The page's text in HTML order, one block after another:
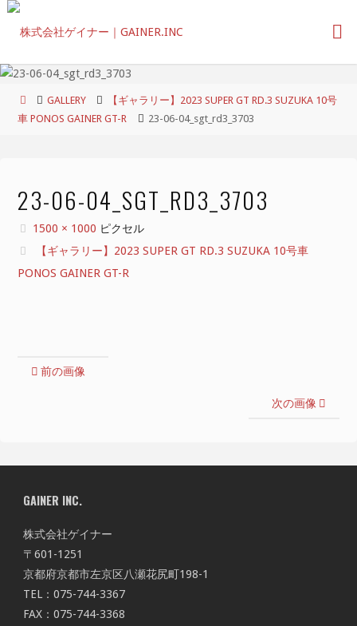
コ
ン
ホ
ー
GALLERY
【ギャラリー】2023 SUPER GT RD.3 SUZUKA 10号
車 PONOS GAINER GT-R
23-06-04_sgt_rd3_3703
23-06-04_SGT_RD3_3703
フ
ル
サ
1500 × 1000 ピクセル
【ギャラリー】2023 SUPER GT RD.3 SUZUKA 10号車
PONOS GAINER GT-R
前の画像
次の画像
GAINER INC.
株式会社ゲイナー
〒601-1251
京都府京都市左京区八瀬花尻町198-1
TEL：075-744-3367
FAX：075-744-3368